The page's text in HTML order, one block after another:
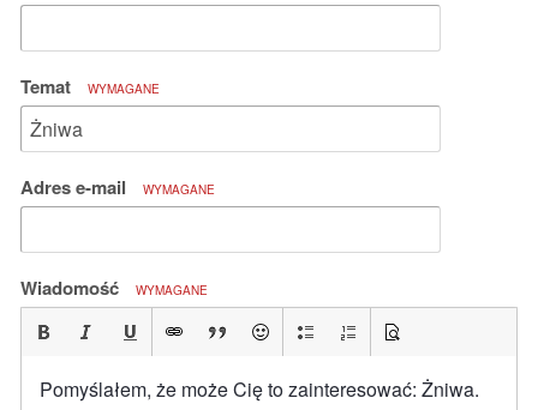
Temat WYMAGANE
Adres e-mail WYMAGANE
Wiadomość WYMAGANE
Pomyślałem, że może Cię to zainteresować: Żniwa.